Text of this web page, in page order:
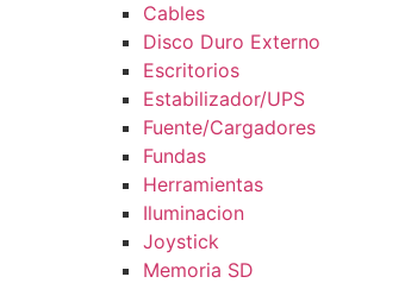
Cables
Disco Duro Externo
Escritorios
Estabilizador/UPS
Fuente/Cargadores
Fundas
Herramientas
Iluminacion
Joystick
Memoria SD